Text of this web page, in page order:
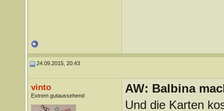
24.09.2015, 20:43
vinto
Extrem gutaussehend
AW: Balbina
Und die Karten